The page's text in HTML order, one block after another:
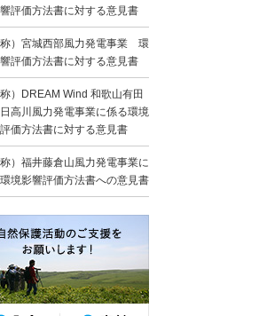
評価方法書に対する意見書
称）宮城西部風力発電事業 環
評価方法書に対する意見書
称）DREAM Wind 和歌山有田
高川風力発電事業に係る環境
価方法書に対する意見書
称）福井藤倉山風力発電事業に
境影響評価方法書への意見書